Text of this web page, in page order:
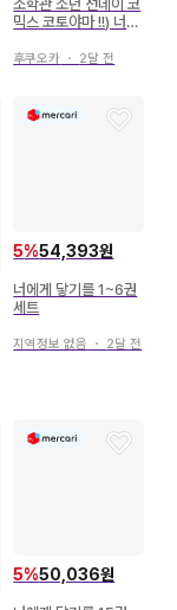
소학관 소년 선데이 코
믹스 코토야마 !!) 너에
후쿠오카 ・ 2달 전
5%54,393원
너에게 닿기를 1~6권
세트
지역정보 없음 ・ 2달 전
5%50,036원